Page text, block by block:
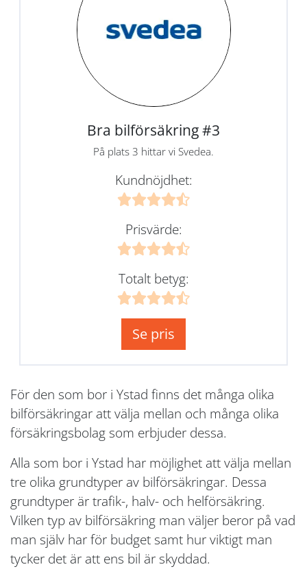
Bra bilförsäkring #3
På plats 3 hittar vi Svedea.
Kundnöjdhet:
Prisvärde:
Totalt betyg:
Se pris
För den som bor i Ystad finns det många olika
bilförsäkringar att välja mellan och många olika
försäkringsbolag som erbjuder dessa.
Alla som bor i Ystad har möjlighet att välja mellan
tre olika grundtyper av bilförsäkringar. Dessa
grundtyper är trafik-, halv- och helförsäkring.
Vilken typ av bilförsäkring man väljer beror på vad
man själv har för budget samt hur viktigt man
tycker det är att ens bil är skyddad.